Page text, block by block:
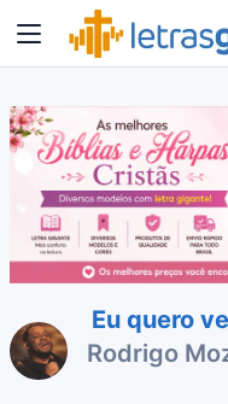
Eu quero
Rodrigo